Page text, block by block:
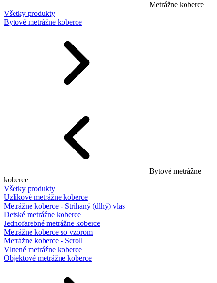
Metrážne koberce
Všetky produkty
Bytové metrážne koberce
Bytové metrážne
koberce
Všetky produkty
Uzlíkové metrážne koberce
Metrážne koberce - Strihaný (dlhý) vlas
Detské metrážne koberce
Jednofarebné metrážne koberce
Metrážne koberce so vzorom
Metrážne koberce - Scroll
Vlnené metrážne koberce
Objektové metrážne koberce